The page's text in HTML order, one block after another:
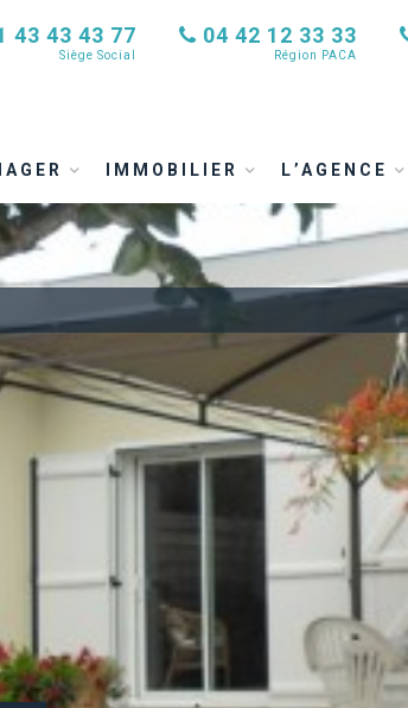
43 43 43 77
Siège Social
04 42 12 33 33
Région PACA
IMMOBILIER L’AGENCE